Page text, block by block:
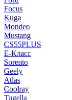
Focus
Kuga
Mondeo
Mustang
CS55PLUS
E-Класс
Sorento
Geely
Atlas
Coolray
Tugella